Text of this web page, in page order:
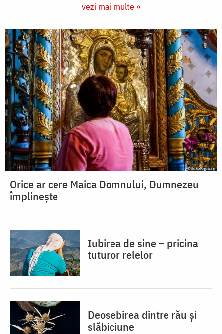
vezi mai multe »
Orice ar cere Maica Domnului, Dumnezeu
împlinește
Iubirea de sine – pricina
tuturor relelor
Deosebirea dintre rău și
slăbiciune